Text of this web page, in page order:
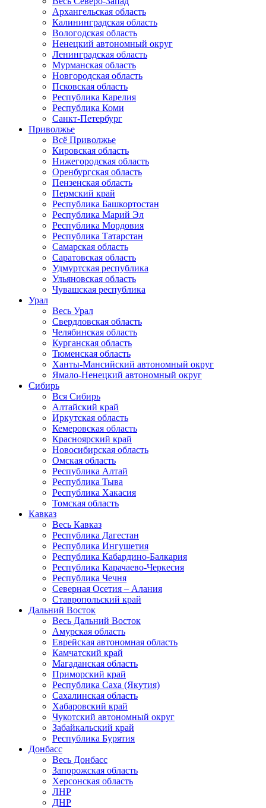
Архангельская область
Калининградская область
Вологодская область
Ненецкий автономный округ
Ленинградская область
Мурманская область
Новгородская область
Псковская область
Республика Карелия
Республика Коми
Санкт-Петербург
Приволжье
Всё Приволжье
Кировская область
Нижегородская область
Оренбургская область
Пензенская область
Пермский край
Республика Башкортостан
Республика Марий Эл
Республика Мордовия
Республика Татарстан
Самарская область
Саратовская область
Удмуртская республика
Ульяновская область
Чувашская республика
Урал
Весь Урал
Свердловская область
Челябинская область
Курганская область
Тюменская область
Ханты-Мансийский автономный округ
Ямало-Ненецкий автономный округ
Сибирь
Вся Сибирь
Алтайский край
Иркутская область
Кемеровская область
Красноярский край
Новосибирская область
Омская область
Республика Алтай
Республика Тыва
Республика Хакасия
Томская область
Кавказ
Весь Кавказ
Республика Дагестан
Республика Ингушетия
Республика Кабардино-Балкария
Республика Карачаево-Черкесия
Республика Чечня
Северная Осетия – Алания
Ставропольский край
Дальний Восток
Весь Дальний Восток
Амурская область
Еврейская автономная область
Камчатский край
Магаданская область
Приморский край
Республика Саха (Якутия)
Сахалинская область
Хабаровский край
Чукотский автономный округ
Забайкальский край
Республика Бурятия
Донбасс
Весь Донбасс
Запорожская область
Херсонская область
ЛНР
ДНР